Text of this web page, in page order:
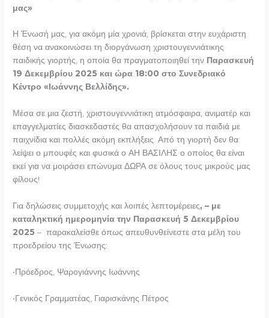
μας»
Η Ένωσή μας, για ακόμη μία χρονιά, βρίσκεται στην ευχάριστη
θέση να ανακοινώσει τη διοργάνωση χριστουγεννιάτικης
παιδικής γιορτής, η οποία θα πραγματοποιηθεί την Παρασκευή
19 Δεκεμβρίου 2025 και ώρα 18:00 στο Συνεδριακό
Κέντρο «Ιωάννης Βελλίδης».
Μέσα σε μια ζεστή, χριστουγεννιάτικη ατμόσφαιρα, ανιματέρ και
επαγγελματίες διασκεδαστές θα απασχολήσουν τα παιδιά με
παιχνίδια και πολλές ακόμη εκπλήξεις. Από τη γιορτή δεν θα
λείψει ο μπουφές και φυσικά ο ΑΗ ΒΑΣΙΛΗΣ ο οποίος θα είναι
εκεί για να μοιράσει επώνυμα ΔΩΡΑ σε όλους τους μικρούς μας
φίλους!
Για δηλώσεις συμμετοχής και λοιπές λεπτομέρειες, – με
καταληκτική ημερομηνία την Παρασκευή 5 Δεκεμβρίου
2025 – παρακαλείσθε όπως απευθυνθείνεστε στα μέλη του
προεδρείου της Ένωσης:
•Πρόεδρος, Ψαρογιάννης Ιωάννης
•Γενικός Γραμματέας, Γιαρισκάνης Πέτρος